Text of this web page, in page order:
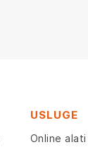
USLUGE
Online alati